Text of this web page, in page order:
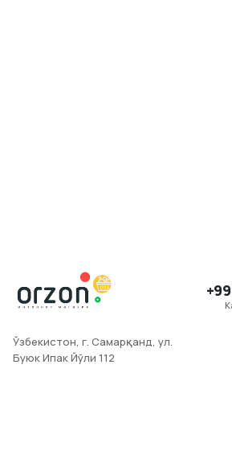
Ўзбекистон, г. Самарқанд, ул.
Буюк Ипак Йўли 112